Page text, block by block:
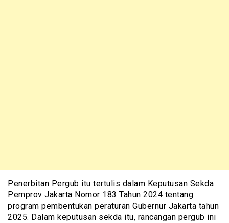
Penerbitan Pergub itu tertulis dalam Keputusan Sekda
Pemprov Jakarta Nomor 183 Tahun 2024 tentang
program pembentukan peraturan Gubernur Jakarta tahun
2025. Dalam keputusan sekda itu, rancangan pergub ini